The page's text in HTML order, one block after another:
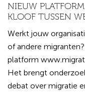
NIEUW
KLOOF TUSSEN
Werkt jouw
of andere
platform
Het brengt
debat over migratie